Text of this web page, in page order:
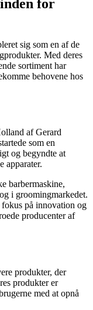
for
sig som en af de
Med deres
sortiment har
behovene hos
af Gerard
som en
og begyndte at
apparater.
barbermaskine,
i groomingmarkedet.
på innovation og
producenter af
produkter, der
produkter er
med at opnå